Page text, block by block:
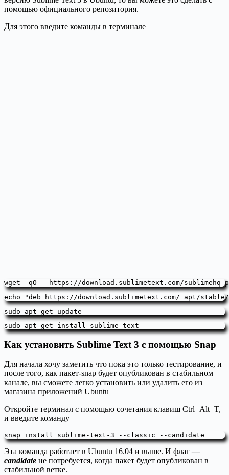
помощью официального репозитория.
Для этого введите команды в терминале
wget -qO - https://download.sublimetext.com/
echo "deb https://download.sublimetext.com/ apt/
sudo apt-get install sublime-text
Как установить Sublime Text 3 с помощью Snap
Для начала хочу заметить что пока это только тестирование, и
после того, как пакет-snap будет опубликован в стабильном
канале, вы cможете легко установить или удалить его из
магазина приложений Ubuntu
Откройте терминал с помощью сочетания клавиш Ctrl+Alt+T,
и введите команду
snap install sublime-text-3 --classic --candidate
Эта команда работает в Ubuntu 16.04 и выше. И флаг—
candidate не потребуется, когда пакет будет опубликован в
стабильной ветке.